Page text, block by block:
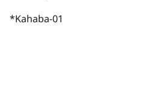
*Kahaba-01